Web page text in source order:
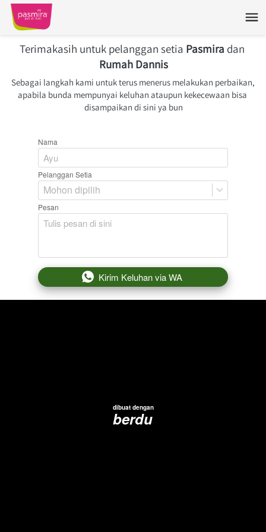
Terimakasih untuk pelanggan setia Pasmira
Rumah Dannis
Sebagai langkah kami untuk terus menerus melakukan perbaikan,
apabila bunda mempunyai keluhan ataupun kekecewaan bisa
disampaikan di sini ya bun
Nama
Pelanggan Setia
Mohon dipilih
Pesan
` Kirim Keluhan via WA
dibuat dengan
berdu